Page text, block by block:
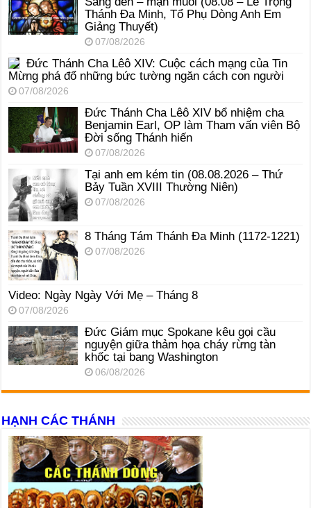
Thánh Đa Minh, Tổ Phụ Dòng Anh Em
Giảng Thuyết)
07/08/2026
Đức Thánh Cha Lêô XIV: Cuộc cách mạng của Tin
Mừng phá đổ những bức tường ngăn cách con người
07/08/2026
Đức Thánh Cha Lêô XIV bổ nhiệm cha
Benjamin Earl, OP làm Tham vấn viên Bộ
Đời sống Thánh hiến
07/08/2026
Tại anh em kém tin (08.08.2026 – Thứ
Bảy Tuần XVIII Thường Niên)
07/08/2026
8 Tháng Tám Thánh Ða Minh (1172-1221)
07/08/2026
Video: Ngày Ngày Với Mẹ – Tháng 8
07/08/2026
Đức Giám mục Spokane kêu gọi cầu
nguyện giữa thảm họa cháy rừng tàn
khốc tại bang Washington
06/08/2026
HẠNH CÁC THÁNH